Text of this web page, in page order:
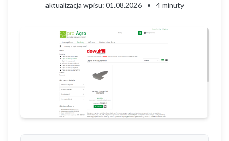
aktualizacja wpisu: 01.08.2026
• 4 minuty